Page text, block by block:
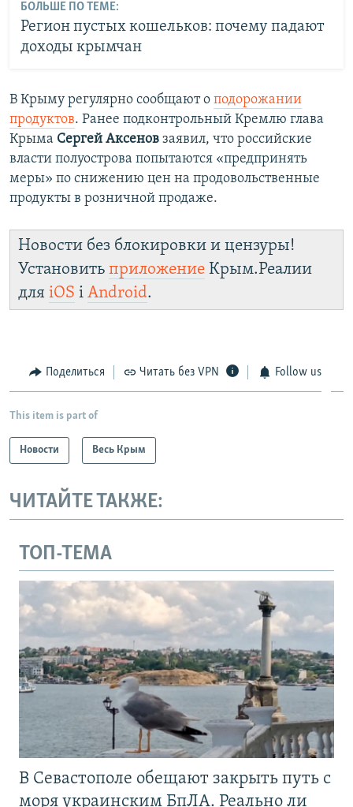
БОЛЬШЕ ПО ТЕМЕ:
Регион пустых кошельков: почему падают
доходы крымчан
В Крыму регулярно сообщают о подорожании
продуктов. Ранее подконтрольный Кремлю глава
Крыма Сергей Аксенов заявил, что российские
власти полуострова попытаются «предпринять
меры» по снижению цен на продовольственные
продукты в розничной продаже.
Новости без блокировки и цензуры!
Установить приложение Крым.Реалии
для iOS і Android.
Поделиться Читать без VPN Follow us
This item is part of
Новости Весь Крым
ЧИТАЙТЕ ТАКЖЕ:
ТОП-ТЕМА
В Севастополе обещают закрыть путь с
моря украинским БпЛА. Реально ли